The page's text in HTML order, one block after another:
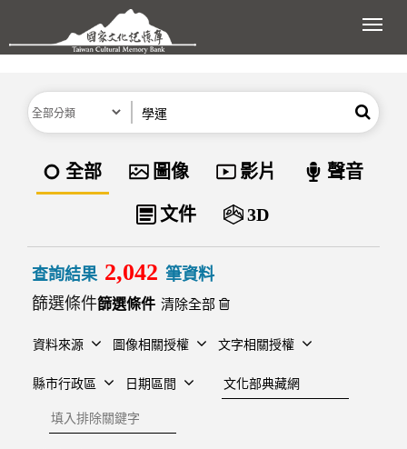
跳到主要內容區塊
展
分類 搜尋
資料類型
全部 圖像 影片 聲音
文件 3D
查詢結果 2,042 筆資料
篩選條件
清除全部
資料來源 圖像相關授權 文字相關授權
縣市行政區 日期區間
建檔單位
排除關鍵字